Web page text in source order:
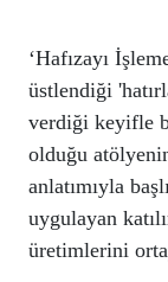
‘Hafızayı
üstlendiği
verdiği keyifle
olduğu
anlatımıyla
uygulayan